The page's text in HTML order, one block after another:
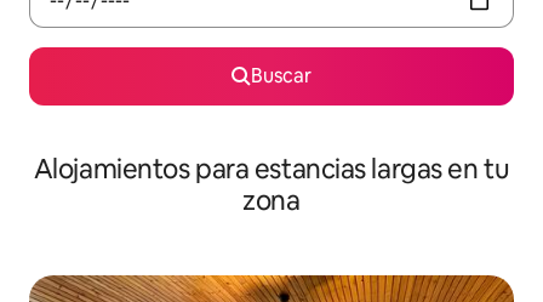
Buscar
Alojamientos para estancias largas en tu
zona